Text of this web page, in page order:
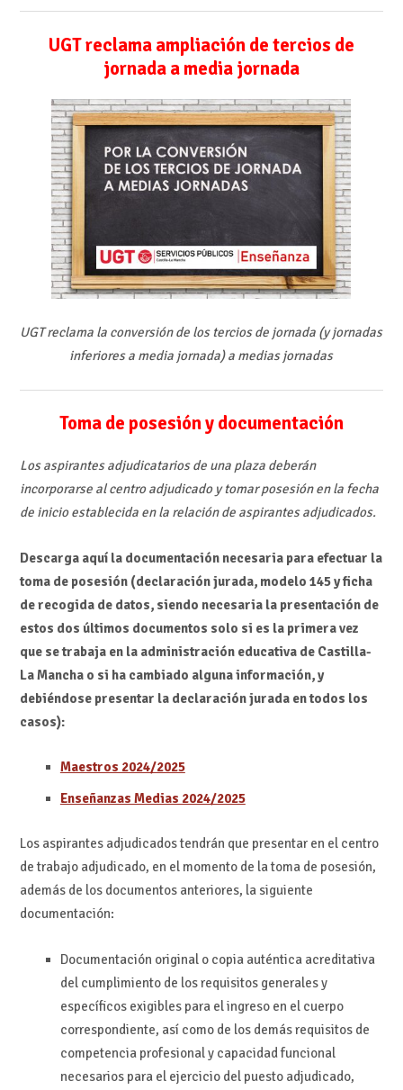
UGT reclama ampliación de tercios de
jornada a media jornada
UGT reclama la conversión de los tercios de jornada (y jornadas
inferiores a media jornada) a medias jornadas
Toma de posesión y documentación
Los aspirantes adjudicatarios de una plaza deberán
incorporarse al centro adjudicado y tomar posesión en la fecha
de inicio establecida en la relación de aspirantes adjudicados.
Descarga aquí la documentación necesaria para efectuar la
toma de posesión (declaración jurada, modelo 145 y ficha
de recogida de datos, siendo necesaria la presentación de
estos dos últimos documentos solo si es la primera vez
que se trabaja en la administración educativa de Castilla-
La Mancha o si ha cambiado alguna información, y
debiéndose presentar la declaración jurada en todos los
casos):
Maestros 2024/2025
Enseñanzas Medias 2024/2025
Los aspirantes adjudicados tendrán que presentar en el centro
de trabajo adjudicado, en el momento de la toma de posesión,
además de los documentos anteriores, la siguiente
documentación:
Documentación original o copia auténtica acreditativa
del cumplimiento de los requisitos generales y
específicos exigibles para el ingreso en el cuerpo
correspondiente, así como de los demás requisitos de
competencia profesional y capacidad funcional
necesarios para el ejercicio del puesto adjudicado,